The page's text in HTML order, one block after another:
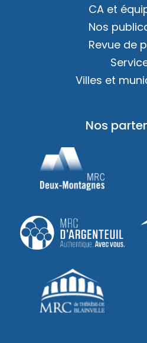
CA et
Nos
Revue de
Villes et
Nos